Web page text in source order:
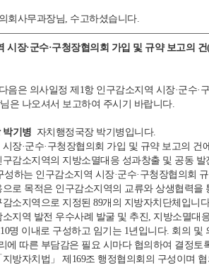
회사무과장님, 수고하셨습니다.
시장·군수·구청장협의회 가입 및 규약 보고의
음은 의사일정 제1항 인구감소지역 시장·군수·
은 나오셔서 보고하여 주시기 바랍니다.
박기병 자치행정국장 박기병입니다.
장·군수·구청장협의회 가입 및 규약 보고의 건
감소지역의 지방소멸대응 성과창출 및 공동
성하는 인구감소지역 시장·군수·구청장협의회
로 목적은 인구감소지역의 교류와 상생협력을
소지역으로 지정된 89개의 지방자치단체입니
지역 발전 우수사례 발굴 및 추진, 지방소멸대
명 이내로 구성하고 임기는 1년입니다. 회의
에 따른 부담감은 필요 시마다 협의하여 결정토
방자치법」 제169조 행정협의회의 구성이며